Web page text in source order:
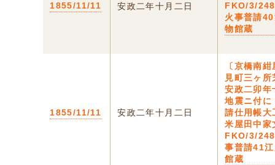
1855/11/11 安政二年十月二日
FKO/3/
火事普請
物館蔵
1855/11/11 安政二年十月二日
〔京橋南
見町三ヶ
安政二卯年
地震ニ付
請仕用帳大
米屋田中家
FKO/3/
事普請41
館蔵